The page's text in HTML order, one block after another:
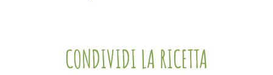
CONDIVIDI LA RICETTA